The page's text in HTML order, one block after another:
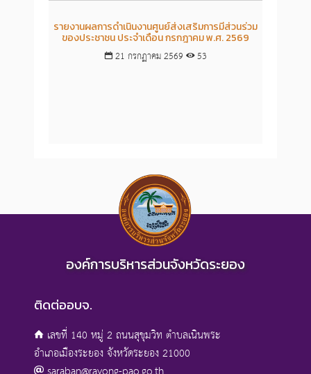
รายงานผลการดำเนินงานศูนย์ส่งเสริมการมีส่วนร่วม
ของประชาชน ประจำเดือน กรกฎาคม พ.ศ. 2569
21 กรกฏาคม 2569 53
องค์การบริหารส่วนจังหวัดระยอง
ติดต่ออบจ.
เลขที่ 140 หมู่ 2 ถนนสุขุมวิท ตำบลเนินพระ
อำเภอเมืองระยอง จังหวัดระยอง 21000